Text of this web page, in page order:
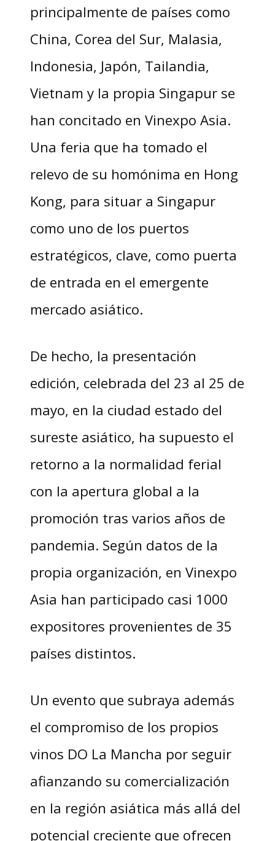
principalmente de países como
China, Corea del Sur, Malasia,
Indonesia, Japón, Tailandia,
Vietnam y la propia Singapur se
han concitado en Vinexpo Asia.
Una feria que ha tomado el
relevo de su homónima en Hong
Kong, para situar a Singapur
como uno de los puertos
estratégicos, clave, como puerta
de entrada en el emergente
mercado asiático.
De hecho, la presentación
edición, celebrada del 23 al 25 de
mayo, en la ciudad estado del
sureste asiático, ha supuesto el
retorno a la normalidad ferial
con la apertura global a la
promoción tras varios años de
pandemia. Según datos de la
propia organización, en Vinexpo
Asia han participado casi 1000
expositores provenientes de 35
países distintos.
Un evento que subraya además
el compromiso de los propios
vinos DO La Mancha por seguir
afianzando su comercialización
en la región asiática más allá del
potencial creciente que ofrecen